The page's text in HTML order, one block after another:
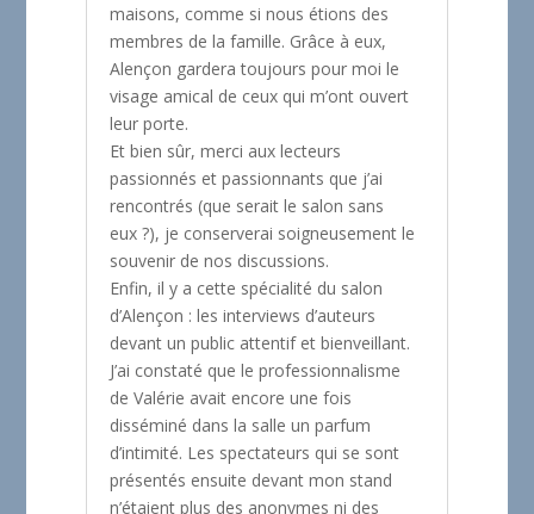
maisons, comme si nous étions des
membres de la famille. Grâce à eux,
Alençon gardera toujours pour moi le
visage amical de ceux qui m’ont ouvert
leur porte.
Et bien sûr, merci aux lecteurs
passionnés et passionnants que j’ai
rencontrés (que serait le salon sans
eux ?), je conserverai soigneusement le
souvenir de nos discussions.
Enfin, il y a cette spécialité du salon
d’Alençon : les interviews d’auteurs
devant un public attentif et bienveillant.
J’ai constaté que le professionnalisme
de Valérie avait encore une fois
disséminé dans la salle un parfum
d’intimité. Les spectateurs qui se sont
présentés ensuite devant mon stand
n’étaient plus des anonymes ni des